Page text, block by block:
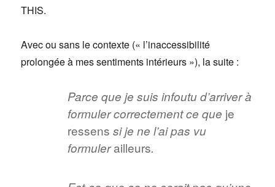
THIS.
Avec ou sans le contexte (« l’inaccessibilité
prolongée à mes sentiments intérieurs »), la suite :
Parce que je suis infoutu d’arriver à
formuler correctement ce que je
ressens si je ne l’ai pas vu
formulerailleurs.